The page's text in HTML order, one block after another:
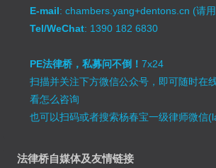
E-mail: chambers.yang+dentons.cn (请
Tel/WeChat: 1390 182 6830
PE法律桥，私募问不倒！7x24
扫描并关注下方微信公众号，即可随时在线
看怎么咨询
也可以扫码或者搜索杨春宝一级律师微信
法律桥自媒体及友情链接